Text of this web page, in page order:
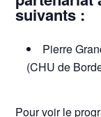
suivants :
Pierre
(CHU de
Pour voir le